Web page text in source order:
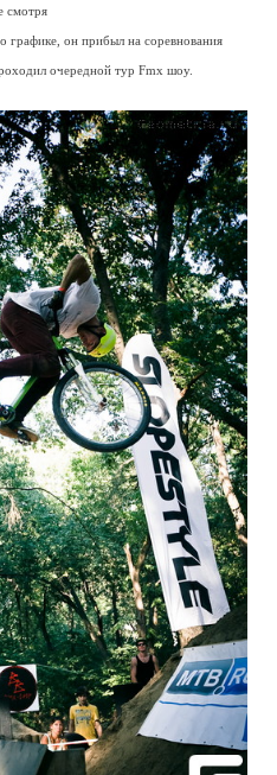
смотря
графике, он прибыл на соревнования
очередной тур Fmx шоу.